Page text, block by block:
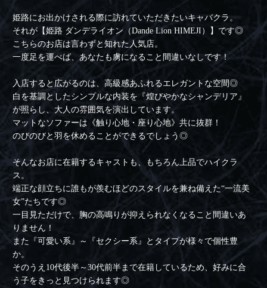
姫路にお出かけされる際に訪れていただきたいキャバクラ。
それが【姫路 ダンデライオン（Dande Lion HIMEJI）】です◎
こちらのお店は言わずと知れた人気店。
一度足を運べば、あなたも虜になること間違いなしです！
入店すると広がるのは、高級感あふれるエレガントな空間◎
白を基調としたシンプルな内装を『煌びやかなシャンデリア』
が照らし、大人の雰囲気を演出しています。
マットなソファーは《触り心地・座り心地》共に抜群！
のびのびと羽を休めることができるでしょう◎
そんなお店に在籍するキャストも、もちろん上品でハイクラ
ス。
端正な顔立ちに誰もが羨むほどのスタイルを兼ね備えた“一流美
女”たちです◎
一目見ただけで、胸の高鳴りが抑えられなくなること間違いあ
りません！
また『可愛い系』～『セクシー系』とタイプが様々で個性豊
か。
そのうえ10代後半～30代前半まで在籍しているため、好みに合
う子をきっと見つけられます◎